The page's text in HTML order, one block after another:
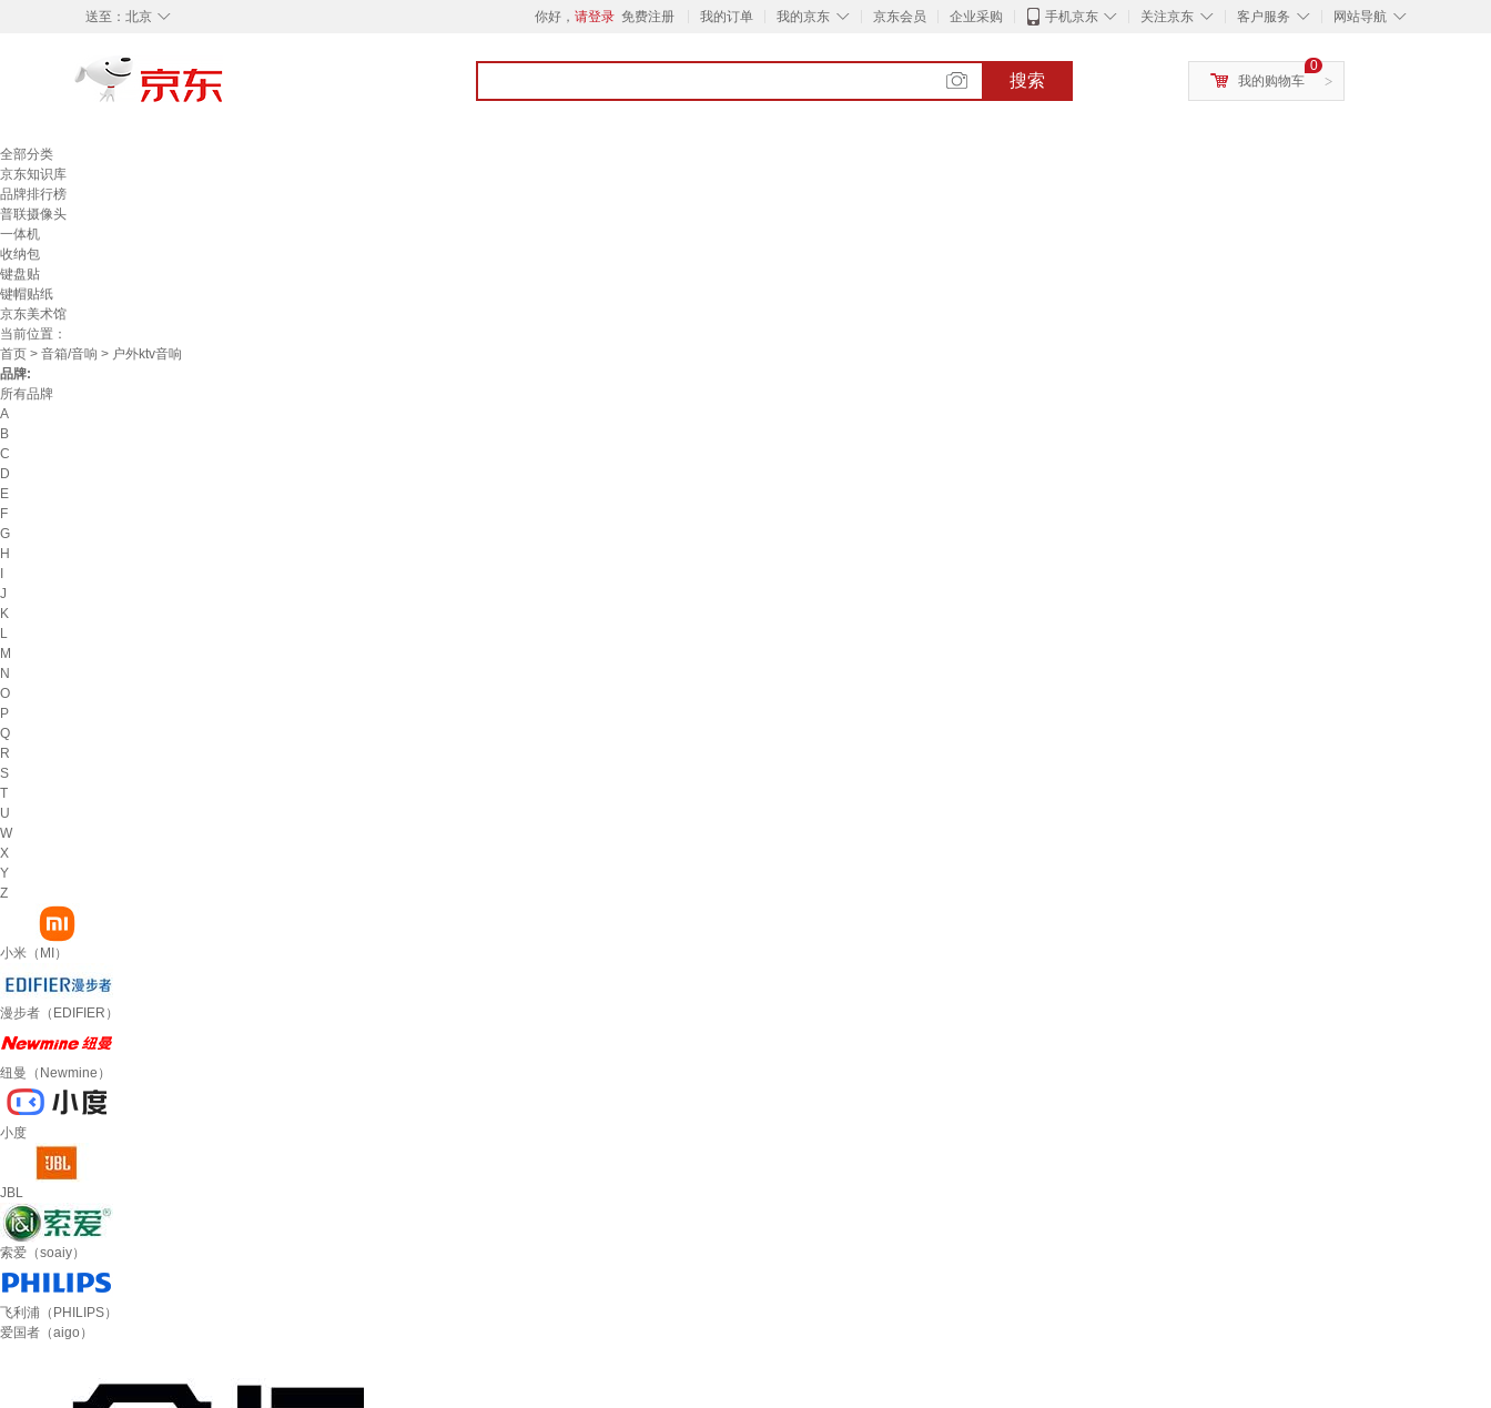
◇
送至： 北京 你好， 请登录 免费注册 我的订单 ◇
我的京东 京东会员 企业采购 ◇
手机京东 ◇
关注京东 ◇
客户服务 ◇
网站导航
搜索 >
0
我的购物车
全部分类
京东知识库
品牌排行榜
普联摄像头
一体机
收纳包
键盘贴
键帽贴纸
京东美术馆
当前位置：
首页 > 音箱/音响 > 户外ktv音响
品牌:
所有品牌
A
B
C
D
E
F
G
H
J
K
L
M
N
O
P
Q
R
S
T
U
W
X
Y
Z
小米（MI）
漫步者（EDIFIER）
纽曼（Newmine）
小度
JBL
索爱（soaiy）
飞利浦（PHILIPS）
爱国者（aigo）